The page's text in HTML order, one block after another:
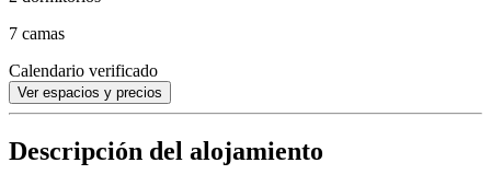
7 camas
Calendario verificado
Ver espacios y precios
Descripción del alojamiento